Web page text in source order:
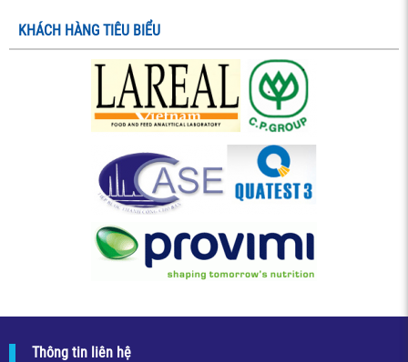
KHÁCH HÀNG TIÊU BIỂU
Thông tin liên hệ